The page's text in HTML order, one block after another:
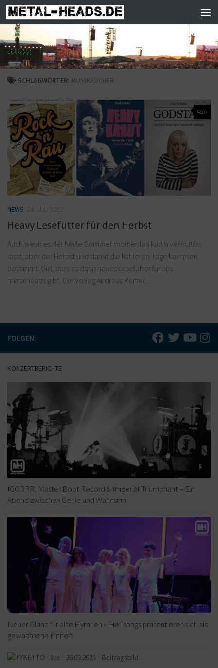
Zum Inhalt springen
SCHLAGWÖRTER: MUSIKBÜCHER
0
NEWS
Heavy Lesefutter für den Herbst
Auch wenn es der heiße Sommer momentan kaum vermuten
lässt, aber der Herbst und damit die kühleren Tage kommen
bestimmt. Gut, dass es dann neues Lesefutter für uns
metalheads gibt. Der Verlag Andreas Reiffer...
FOLGEN:
KONZERTBERICHTE
IGORRR, Master Boot Record & Imperial Triumphant – Ein
Abend zwischen Genie und Wahnsinn
Neuer Glanz für alte Hymnen – Hellsongs präsentieren sich als
gewachsene Einheit